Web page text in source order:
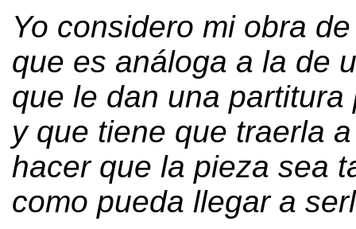
Yo considero mi obra
que es análoga a la de
que le dan una partitura
y que tiene que traerla
hacer que la pieza sea
como pueda llegar a